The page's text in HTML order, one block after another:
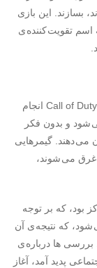
بسازند. این بازی
اسم تقویت کننده ی
باور عموم درباره ی افرادی که بازی های اکشن مثل Call of Duty انجام
شود و بدون فکر
می دهند. گیمرهایی
غرق می شوند،
بود، که بر توجه
شود، که نتیجه ی آن
ها درباره ی
اجتماعی پدید آمد، آغاز